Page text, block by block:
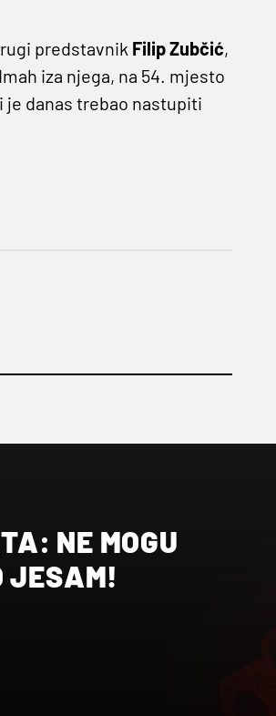
predstavnik Filip Zubčić,
iza njega, na 54. mjesto
je danas trebao nastupiti
NE MOGU
JESAM!